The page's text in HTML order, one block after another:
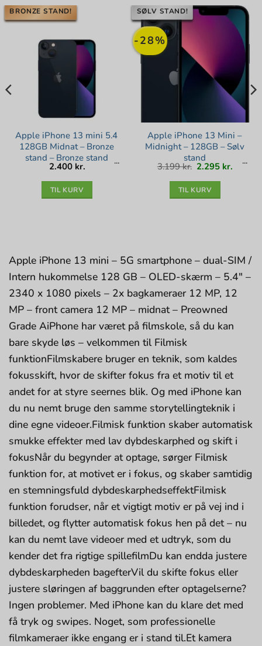
BRONZE STAND!
Apple iPhone 13 mini 5.4
128GB Midnat – Bronze
stand – Bronze stand
2.400 kr.
TIL KURV
-28%
SØLV STAND!
Apple iPhone 13 Mini –
Midnight – 128GB – Sølv
stand
3.199kr. Den
oprindelige
pris
2.295 kr. Den
TIL KURV
Apple iPhone 13 mini – 5G smartphone – dual-SIM /
Intern hukommelse 128 GB – OLED-skærm – 5.4″ –
2340 x 1080 pixels – 2x bagkameraer 12 MP, 12
MP – front camera 12 MP – midnat – Preowned
Grade AiPhone har været på filmskole, så du kan
bare skyde løs – velkommen til Filmisk
funktionFilmskabere bruger en teknik, som kaldes
fokusskift, hvor de skifter fokus fra et motiv til et
andet for at styre seernes blik. Og med iPhone kan
du nu nemt bruge den samme storytellingteknik i
dine egne videoer.Filmisk funktion skaber auto­matisk
smukke effekter med lav dybdeskarphed og skift i
fokusNår du begynder at optage, sørger Filmisk
funktion for, at motivet er i fokus, og skaber sam­tidig
en stemningsfuld dybdeskarpheds­effektFilmisk
funktion forudser, når et vigtigt motiv er på vej ind i
billedet, og flytter auto­matisk fokus hen på det – nu
kan du nemt lave videoer med et udtryk, som du
kender det fra rigtige spillefilmDu kan endda justere
dybdeskarpheden bagefterVil du skifte fokus eller
justere sløringen af bag­grund­en efter optagelserne?
Ingen problemer. Med iPhone kan du klare det med
få tryk og swipes. Noget, som profes­sionelle
filmkameraer ikke engang er i stand til.Et kamera